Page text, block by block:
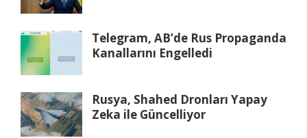
Telegram, AB’de Rus Propaganda
Kanallarını Engelledi
Rusya, Shahed Dronları Yapay
Zeka ile Güncelliyor